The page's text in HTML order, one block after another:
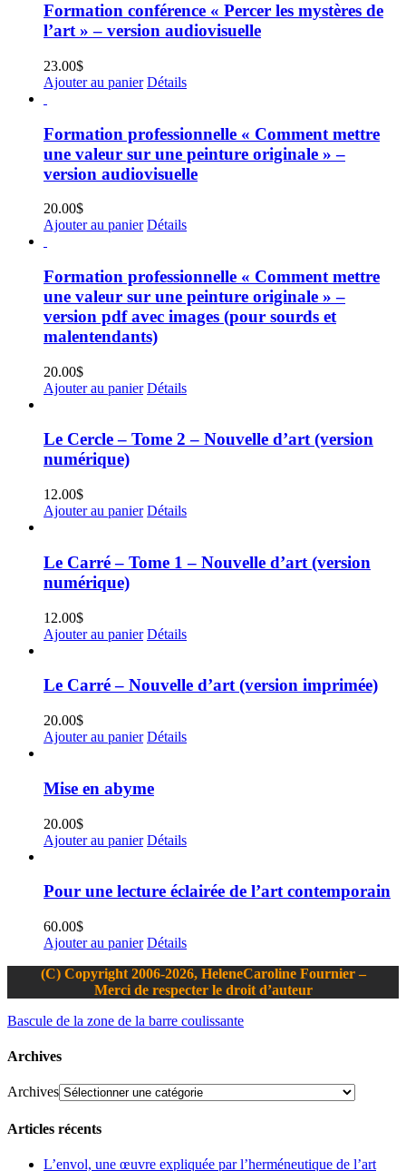
Formation conférence « Percer les mystères de
l’art » – version audiovisuelle
23.00$
Ajouter au panier Détails
Formation professionnelle « Comment mettre
une valeur sur une peinture originale » –
version audiovisuelle
20.00$
Ajouter au panier Détails
Formation professionnelle « Comment mettre
une valeur sur une peinture originale » –
version pdf avec images (pour sourds et
malentendants)
20.00$
Ajouter au panier Détails
Le Cercle – Tome 2 – Nouvelle d’art (version
numérique)
12.00$
Ajouter au panier Détails
Le Carré – Tome 1 – Nouvelle d’art (version
numérique)
12.00$
Ajouter au panier Détails
Le Carré – Nouvelle d’art (version imprimée)
20.00$
Ajouter au panier Détails
Mise en abyme
20.00$
Ajouter au panier Détails
Pour une lecture éclairée de l’art contemporain
60.00$
Ajouter au panier Détails
(C) Copyright 2006-2026, HeleneCaroline Fournier –
Merci de respecter le droit d’auteur
Bascule de la zone de la barre coulissante
Archives
Archives
Articles récents
L’envol, une œuvre expliquée par l’herméneutique de l’art